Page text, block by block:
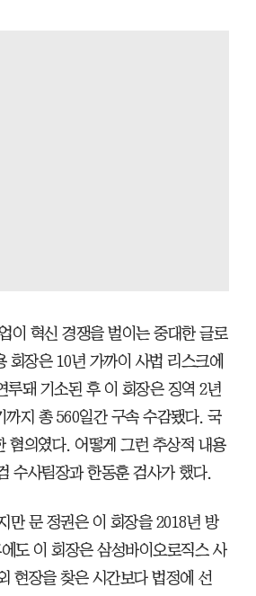
이 혁신 경쟁을 벌이는 중대한 글로
회장은 10년 가까이 사법 리스크에
루돼 기소된 후 이 회장은 징역 2년
지 총 560일간 구속 수감됐다. 국
혐의였다. 어떻게 그런 추상적 내용
수사팀장과 한동훈 검사가 했다.
만 문 정권은 이 회장을 2018년 방
도 이 회장은 삼성바이오로직스 사
현장을 찾은 시간보다 법정에 선